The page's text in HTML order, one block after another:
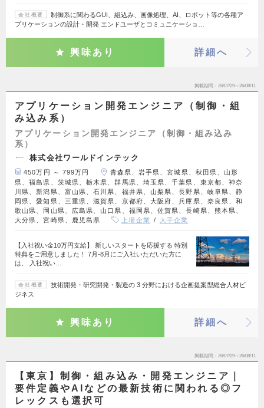
会社概要
制御系に関わるGUI、組込み、画像処理、AI、ロボット等の各種ア
プリケーションの設計・開発 エンドユーザとコミュニケーショ…
興味あり 詳細へ
掲載期間 26/07/29～26/08/11
アプリケーション開発エンジニア（制御・組
み込み系）
アプリケーション開発エンジニア（制御・組み込み
系）
株式会社ワールドインテック
450万円 ～ 799万円
青森県、岩手県、宮城県、秋田県、山形
県、福島県、茨城県、栃木県、群馬県、埼玉県、千葉県、東京都、神奈
川県、新潟県、富山県、石川県、福井県、山梨県、長野県、岐阜県、静
岡県、愛知県、三重県、滋賀県、京都府、大阪府、兵庫県、奈良県、和
歌山県、岡山県、広島県、山口県、福岡県、佐賀県、長崎県、熊本県、
大分県、宮崎県、鹿児島県
上場企業 大手企業
【入社祝い金10万円支給】 新しいスタートを応援する 特別
特典をご用意しました！ 7月-8月にご入社いただいた方に
は、 入社祝い…
会社概要
技術開発・研究開発・製造の 3 分野における企画提案型総合人材ビ
ジネス
興味あり 詳細へ
掲載期間 26/07/29～26/08/11
【東京】制御・組み込み・開発エンジニア｜
要件定義やAIなどの最新技術に関われる◎フ
レックスも選択可